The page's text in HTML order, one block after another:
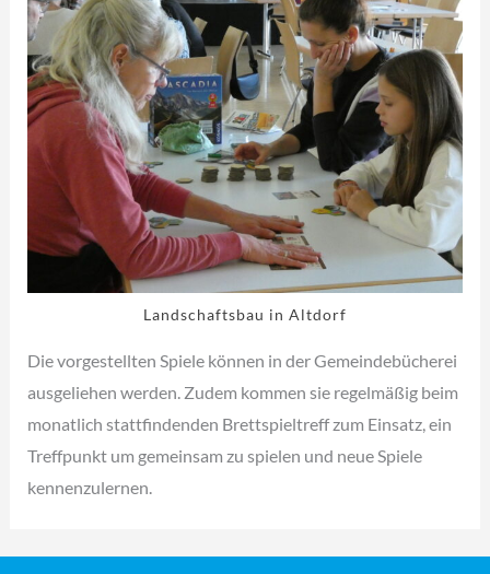
Landschaftsbau in Altdorf
Die vorgestellten Spiele können in der Gemeindebücherei
ausgeliehen werden. Zudem kommen sie regelmäßig beim
monatlich stattfindenden Brettspieltreff zum Einsatz, ein
Treffpunkt um gemeinsam zu spielen und neue Spiele
kennenzulernen.